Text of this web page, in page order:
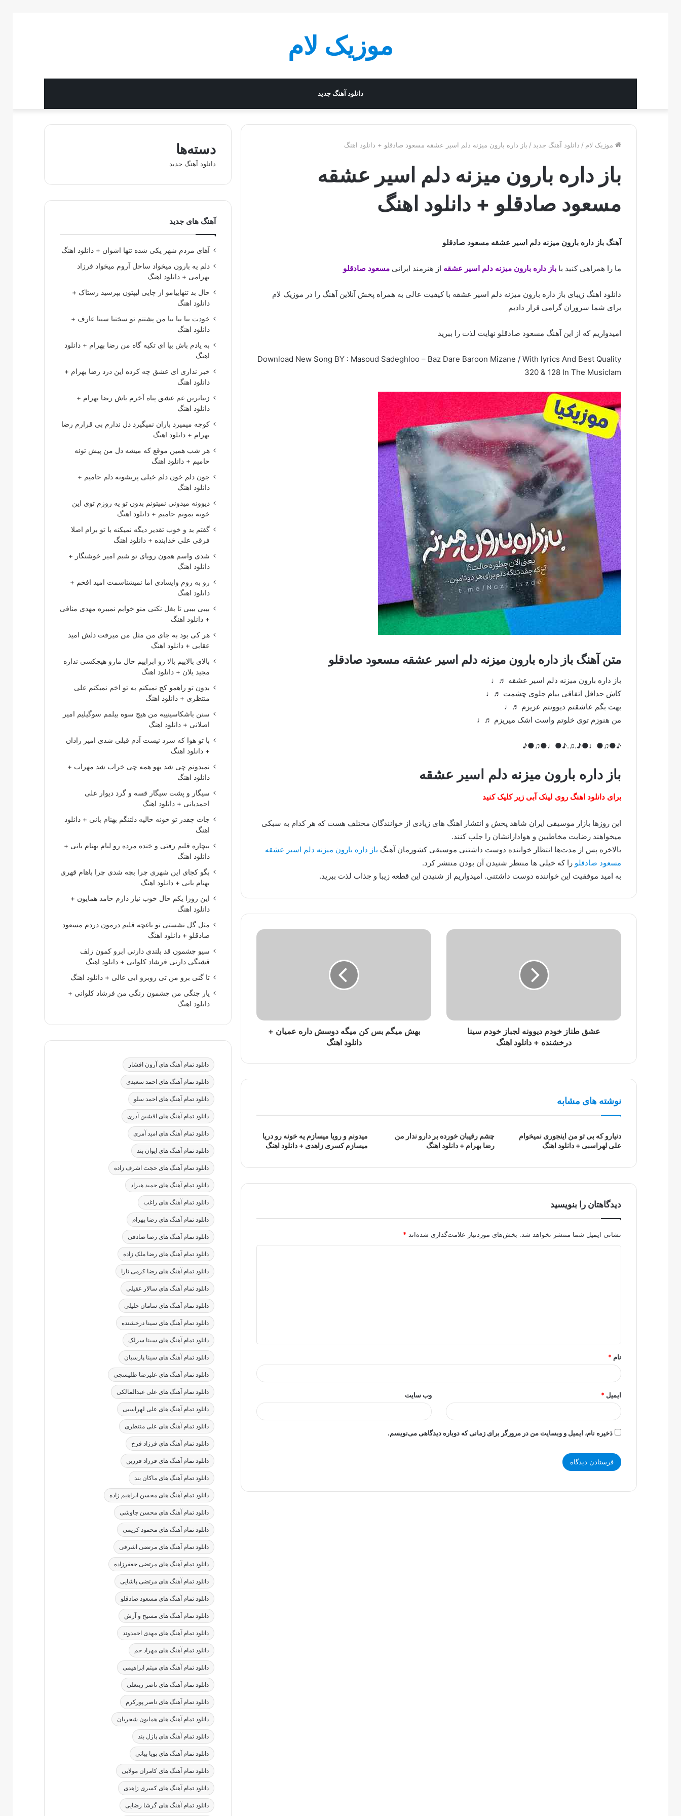
موزیک لام
دانلود آهنگ جدید
موزیک لام / دانلود آهنگ جدید / باز داره بارون میزنه دلم اسیر عشقه مسعود صادقلو + دانلود اهنگ
باز داره بارون میزنه دلم اسیر عشقه
مسعود صادقلو + دانلود اهنگ
آهنگ باز داره بارون میزنه دلم اسیر عشقه مسعود صادقلو
ما را همراهی کنید با باز داره بارون میزنه دلم اسیر عشقه از هنرمند ایرانی مسعود صادقلو
دانلود اهنگ زیبای باز داره بارون میزنه دلم اسیر عشقه با کیفیت عالی به همراه پخش آنلاین آهنگ را در موزیک لام
برای شما سروران گرامی قرار دادیم
امیدواریم که از این آهنگ مسعود صادقلو نهایت لذت را ببرید
Download New Song BY : Masoud Sadeghloo – Baz Dare Baroon Mizane / With lyrics And Best Quality
320 & 128 In The Musiclam
متن آهنگ باز داره بارون میزنه دلم اسیر عشقه مسعود صادقلو
باز داره بارون میزنه دلم اسیر عشقه ♬♩
کاش حداقل اتفاقی بیام جلوی چشمت ♬♩
بهت بگم عاشقتم دیوونتم عزیزم ♬♩
من هنوزم توی خلوتم واست اشک میریزم ♬♩
♪●♫●♩●♪.♫.♪●♩●♫●♪
باز داره بارون میزنه دلم اسیر عشقه
برای دانلود اهنگ روی لینک آبی زیر کلیک کنید
این روزها بازار موسیقی ایران شاهد پخش و انتشار اهنگ های زیادی از خوانندگان مختلف هست که هر کدام به سبکی
میخواهند رضایت مخاطبین و هوادارانشان را جلب کنند.
بالاخره پس از مدت‌ها انتظار خواننده دوست داشتنی موسیقی کشورمان آهنگ باز داره بارون میزنه دلم اسیر عشقه
مسعود صادقلو را که خیلی ها منتظر شنیدن آن بودن منتشر کرد.
به امید موفقیت این خواننده دوست داشتنی. امیدواریم از شنیدن این قطعه زیبا و جذاب لذت ببرید.
عشق طناز خودم دیوونه لجباز خودم سینا
درخشنده + دانلود اهنگ
بهش میگم بس کن میگه دوسش داره عمیان +
دانلود اهنگ
نوشته های مشابه
دنیارو که بی تو من اینجوری نمیخوام
علی لهراسبی + دانلود اهنگ
چشم رقیبان خورده بر دارو ندار من
رضا بهرام + دانلود اهنگ
میدونم و رویا میسازم یه خونه رو دریا
میسازم کسری زاهدی + دانلود اهنگ
دیدگاهتان را بنویسید
نشانی ایمیل شما منتشر نخواهد شد. بخش‌های موردنیاز علامت‌گذاری شده‌اند *
*
نام *
ایمیل * وب‌ سایت
ذخیره نام، ایمیل و وبسایت من در مرورگر برای زمانی که دوباره دیدگاهی می‌نویسم.
دسته‌ها
دانلود آهنگ جدید
آهنگ های جدید
آهای مردم شهر یکی شده تنها اشوان + دانلود اهنگ
دلم یه بارون میخواد ساحل آروم میخواد فرزاد
بهرامی + دانلود اهنگ
حال بد تنهاییامو از چایی لیپتون بپرسید رستاک +
دانلود اهنگ
خودت بیا بیا بیا من پشتتم تو سختیا سینا عارف +
دانلود اهنگ
به یادم باش بیا ای تکیه گاه من رضا بهرام + دانلود
اهنگ
خبر نداری ای عشق چه کرده این درد رضا بهرام +
دانلود اهنگ
زیباترین غم عشق پناه آخرم باش رضا بهرام +
دانلود اهنگ
کوچه میمیرد باران نمیگیرد دل ندارم بی قرارم رضا
بهرام + دانلود اهنگ
هر شب همین موقع که میشه دل من پیش توئه
حامیم + دانلود اهنگ
جون دلم خون دلم خیلی پریشونه دلم حامیم +
دانلود اهنگ
دیوونه میدونی نمیتونم بدون تو یه روزم توی این
خونه بمونم حامیم + دانلود اهنگ
گفتم بد و خوب تقدیر دیگه نمیکنه با تو برام اصلا
فرقی علی خدابنده + دانلود اهنگ
شدی واسم همون رویای تو شبم امیر خوشنگار +
دانلود اهنگ
رو به روم وایسادی اما نمیشناسمت امید افخم +
دانلود اهنگ
بیبی بیبی تا بغل نکنی منو خوابم نمیبره مهدی منافی
+ دانلود اهنگ
هر کی بود به جای من مثل من میرفت دلش امید
عقابی + دانلود اهنگ
بالای بالاییم بالا رو ابراییم حال مارو هیچکسی نداره
مجید یلان + دانلود اهنگ
بدون تو راهمو کج نمیکنم به تو اخم نمیکنم علی
منتظری + دانلود اهنگ
سنن باشکاسینییه من هیچ سوه بیلمم سوگیلیم امیر
اصلانی + دانلود اهنگ
با تو هوا که سرد نیست آدم قبلی شدی امیر رادان
+ دانلود اهنگ
نمیدونم چی شد یهو همه چی خراب شد مهراب +
دانلود اهنگ
سیگار و پشت سیگار قسه و گرد دیوار علی
احمدیانی + دانلود اهنگ
جات چقدر تو خونه خالیه دلتنگم بهنام بانی + دانلود
اهنگ
بیچاره قلبم رفتی و خنده مرده رو لبام بهنام بانی +
دانلود اهنگ
بگو کجای این شهری چرا بچه شدی چرا باهام قهری
بهنام بانی + دانلود اهنگ
این روزا یکم حال خوب نیاز دارم حامد همایون +
دانلود اهنگ
مثل گل نشستی تو باغچه قلبم درمون دردم مسعود
صادقلو + دانلود اهنگ
سیو چشمون قد بلندی دارنی ابرو کمون زلف
قشنگی دارنی فرشاد کلوانی + دانلود اهنگ
تا گنی برو من تی روبرو ابی عالی + دانلود اهنگ
یار جنگی من چشمون رنگی من فرشاد کلوانی +
دانلود اهنگ
دانلود تمام آهنگ های آرون افشار
دانلود تمام آهنگ های احمد سعیدی
دانلود تمام آهنگ های احمد سلو
دانلود تمام آهنگ های افشین آذری
دانلود تمام آهنگ های امید آمری
دانلود تمام آهنگ های ایوان بند
دانلود تمام آهنگ های حجت اشرف زاده
دانلود تمام آهنگ های حمید هیراد
دانلود تمام آهنگ های راغب
دانلود تمام آهنگ های رضا بهرام
دانلود تمام آهنگ های رضا صادقی
دانلود تمام آهنگ های رضا ملک زاده
دانلود تمام آهنگ های رضا کرمی تارا
دانلود تمام آهنگ های سالار عقیلی
دانلود تمام آهنگ های سامان جلیلی
دانلود تمام آهنگ های سینا درخشنده
دانلود تمام آهنگ های سینا سرلک
دانلود تمام آهنگ های سینا پارسیان
دانلود تمام آهنگ های علیرضا طلیسچی
دانلود تمام آهنگ های علی عبدالمالکی
دانلود تمام آهنگ های علی لهراسبی
دانلود تمام آهنگ های علی منتظری
دانلود تمام آهنگ های فرزاد فرخ
دانلود تمام آهنگ های فرزاد فرزین
دانلود تمام آهنگ های ماکان بند
دانلود تمام آهنگ های محسن ابراهیم زاده
دانلود تمام آهنگ های محسن چاوشی
دانلود تمام آهنگ های محمود کریمی
دانلود تمام آهنگ های مرتضی اشرفی
دانلود تمام آهنگ های مرتضی جعفرزاده
دانلود تمام آهنگ های مرتضی پاشایی
دانلود تمام آهنگ های مسعود صادقلو
دانلود تمام آهنگ های مسیح و آرش
دانلود تمام آهنگ های مهدی احمدوند
دانلود تمام آهنگ های مهراد جم
دانلود تمام آهنگ های میثم ابراهیمی
دانلود تمام آهنگ های ناصر زینعلی
دانلود تمام آهنگ های ناصر پورکرم
دانلود تمام آهنگ های همایون شجریان
دانلود تمام آهنگ های پازل بند
دانلود تمام آهنگ های پویا بیاتی
دانلود تمام آهنگ های کامران مولایی
دانلود تمام آهنگ های کسری زاهدی
دانلود تمام آهنگ های گرشا رضایی